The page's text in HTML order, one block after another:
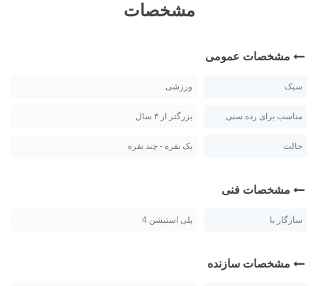
مشخصات
مشخصات عمومی
سبک ورزشی
مناسب برای رده سنی بزرگتر از ۳ سال
حالت یک نفره - چند نفره
مشخصات فنی
سازگار با پلی استیشن 4
مشخصات سازنده